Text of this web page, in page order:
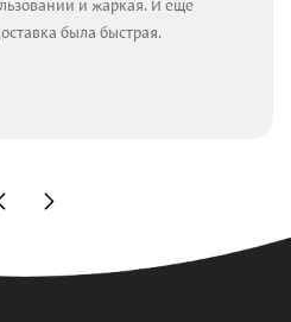
и жаркая. И еще
была быстрая.